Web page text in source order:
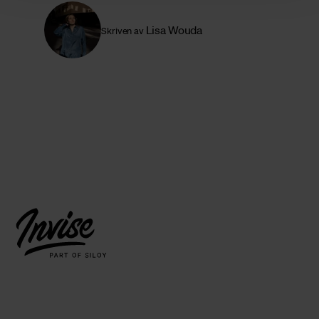
Skriven av Lisa Wouda